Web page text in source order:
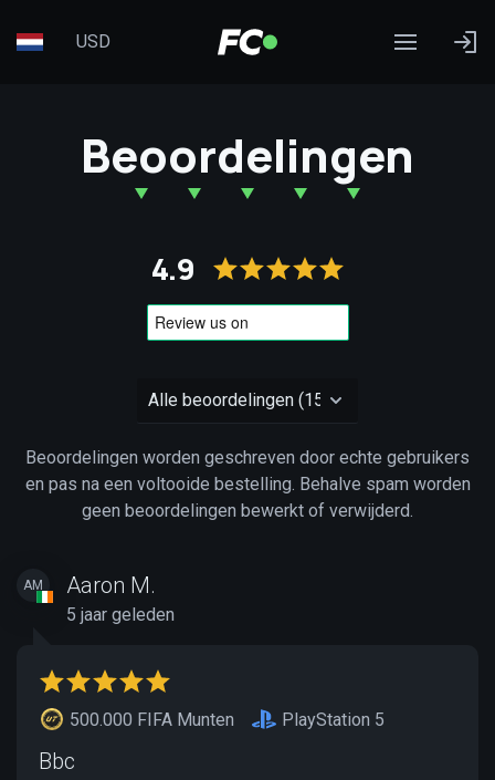
USD
Beoordelingen
4.9
Beoordelingen worden geschreven door echte gebruikers
en pas na een voltooide bestelling. Behalve spam worden
geen beoordelingen bewerkt of verwijderd.
AM Aaron M.
5 jaar geleden
500.000 FIFA Munten PlayStation 5
Bbc